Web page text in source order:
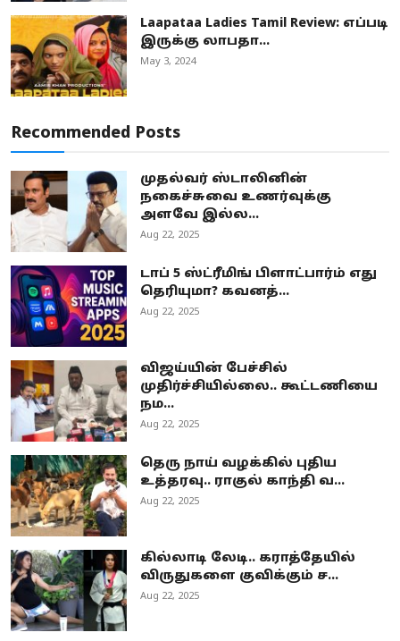
Laapataa Ladies Tamil Review: எப்படி
இருக்கு லாபதா...
May 3, 2024
Recommended Posts
முதல்வர் ஸ்டாலினின்
நகைச்சுவை உணர்வுக்கு
அளவே இல்ல...
Aug 22, 2025
டாப் 5 ஸ்ட்ரீமிங் பிளாட்பார்ம் எது
தெரியுமா? கவனத்...
Aug 22, 2025
விஜய்யின் பேச்சில்
முதிர்ச்சியில்லை.. கூட்டணியை
நம...
Aug 22, 2025
தெரு நாய் வழக்கில் புதிய
உத்தரவு.. ராகுல் காந்தி வ...
Aug 22, 2025
கில்லாடி லேடி.. கராத்தேயில்
விருதுகளை குவிக்கும் ச...
Aug 22, 2025